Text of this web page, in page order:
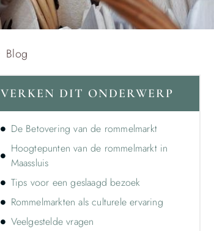
Blog
VERKEN DIT ONDERWERP
De Betovering van de rommelmarkt
Hoogtepunten van de rommelmarkt in
Maassluis
Tips voor een geslaagd bezoek
Rommelmarkten als culturele ervaring
Veelgestelde vragen